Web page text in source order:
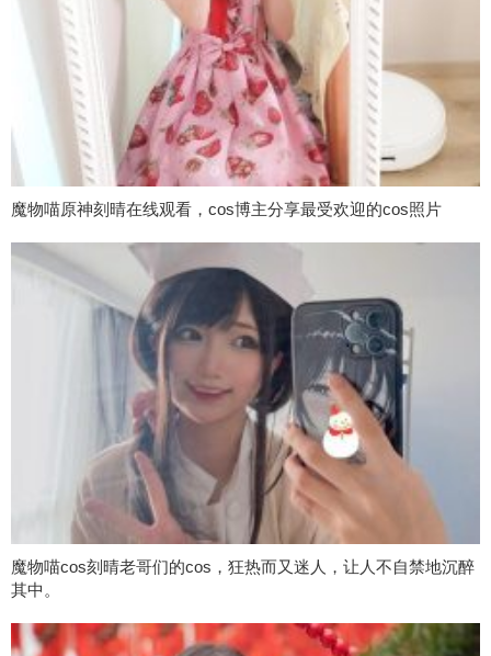
魔物喵原神刻晴在线观看，cos博主分享最受欢迎的cos照片
魔物喵cos刻晴老哥们的cos，狂热而又迷人，让人不自禁地沉醉
其中。